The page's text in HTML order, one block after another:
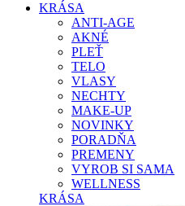
KRÁSA
ANTI-AGE
AKNÉ
PLEŤ
TELO
VLASY
NECHTY
MAKE-UP
NOVINKY
PORADŇA
PREMENY
VYROB SI SAMA
WELLNESS
KRÁSA